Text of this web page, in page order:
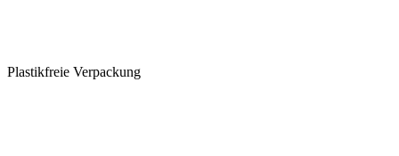
Plastikfreie Verpackung